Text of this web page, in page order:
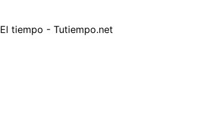
El tiempo - Tutiempo.net